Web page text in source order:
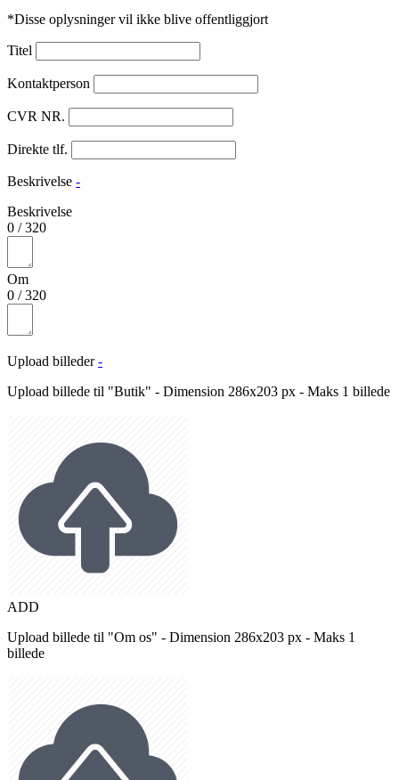
*Disse oplysninger vil ikke blive offentliggjort
Titel
Kontaktperson
CVR NR.
Direkte tlf.
Beskrivelse -
Beskrivelse
0 /320
Om
0 /320
Upload billeder -
Upload billede til "Butik" - Dimension 286x203 px - Maks 1 billede
ADD
Upload billede til "Om os" - Dimension 286x203 px - Maks 1
billede